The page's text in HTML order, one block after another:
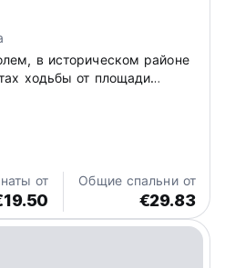
в историческом районе
ходьбы от площади
был недавно
от Общие спальни от
€29.83